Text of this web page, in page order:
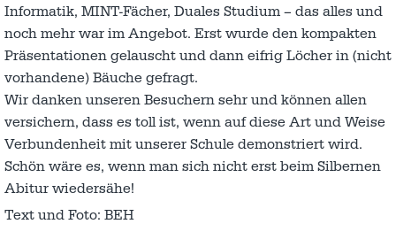
Informatik, MINT-Fächer, Duales Studium – das alles und
noch mehr war im Angebot. Erst wurde den kompakten
Präsentationen gelauscht und dann eifrig Löcher in (nicht
vorhandene) Bäuche gefragt.
Wir danken unseren Besuchern sehr und können allen
versichern, dass es toll ist, wenn auf diese Art und Weise
Verbundenheit mit unserer Schule demonstriert wird.
Schön wäre es, wenn man sich nicht erst beim Silbernen
Abitur wiedersähe!
Text und Foto: BEH